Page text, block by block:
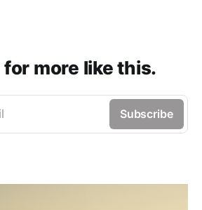
for more like this.
Subscribe